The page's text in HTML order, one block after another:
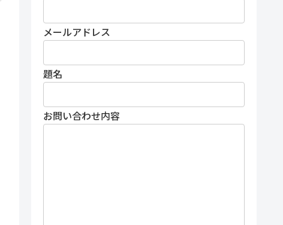
メールアドレス
題名
お問い合わせ内容